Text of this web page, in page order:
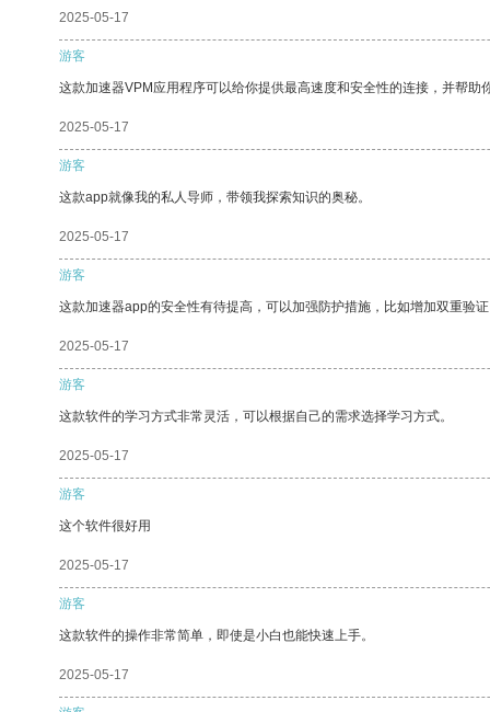
2025-05-17
游客
这款加速器VPM应用程序可以给你提供最高速度和安全性的连接，并帮助
2025-05-17
游客
这款app就像我的私人导师，带领我探索知识的奥秘。
2025-05-17
游客
这款加速器app的安全性有待提高，可以加强防护措施，比如增加双重验
2025-05-17
游客
这款软件的学习方式非常灵活，可以根据自己的需求选择学习方式。
2025-05-17
游客
这个软件很好用
2025-05-17
游客
这款软件的操作非常简单，即使是小白也能快速上手。
2025-05-17